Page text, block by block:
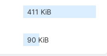
411 KiB
90 KiB